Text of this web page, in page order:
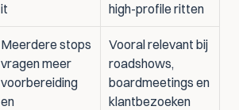
it
high-profile ritten
Meerdere stops
vragen meer
voorbereiding
en
Vooral relevant bij
roadshows,
boardmeetings en
klantbezoeken